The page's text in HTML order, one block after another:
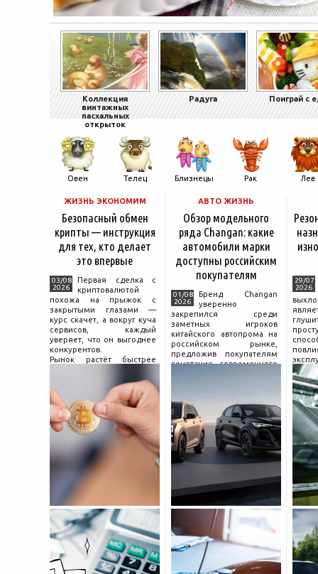
Коллекция
винтажных
пасхальных
открыток
Радуга Поиграй с
Овен Телец Близнецы Рак Лев
ЖИЗНЬ ЭКОНОМИМ
Безопасный обмен
крипты — инструкция
для тех, кто делает
это впервые
03/08
2026
Первая сделка с
криптовалютой
похожа на прыжок с
закрытыми глазами —
курс скачет, а вокруг куча
сервисов, каждый
уверяет, что он выгоднее
конкурентов.
Рынок растёт быстрее
поведения на нём.
Петербургские
криптообменники,
московские
АВТО ЖИЗНЬ
Обзор модельного
ряда Changan: какие
автомобили марки
доступны российским
покупателям
01/08
2026
Бренд Changan
уверенно
закрепился среди
заметных игроков
китайского автопрома на
российском рынке,
предложив покупателям
сочетание современного
насчитывает несколько
десятилетий
29/07
2026
и